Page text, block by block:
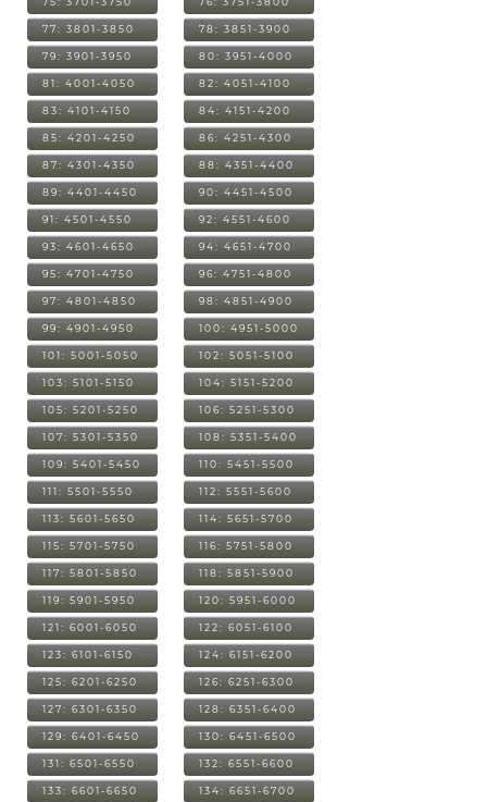
77: 3801-3850 78: 3851-3900
79: 3901-3950 80: 3951-4000
81: 4001-4050 82: 4051-4100
83: 4101-4150 84: 4151-4200
85: 4201-4250 86: 4251-4300
87: 4301-4350 88: 4351-4400
89: 4401-4450 90: 4451-4500
91: 4501-4550 92: 4551-4600
93: 4601-4650 94: 4651-4700
95: 4701-4750 96: 4751-4800
97: 4801-4850 98: 4851-4900
99: 4901-4950 100: 4951-5000
101: 5001-5050 102: 5051-5100
103: 5101-5150 104: 5151-5200
105: 5201-5250 106: 5251-5300
107: 5301-5350 108: 5351-5400
109: 5401-5450 110: 5451-5500
111: 5501-5550 112: 5551-5600
113: 5601-5650 114: 5651-5700
115: 5701-5750 116: 5751-5800
117: 5801-5850 118: 5851-5900
119: 5901-5950 120: 5951-6000
121: 6001-6050 122: 6051-6100
123: 6101-6150 124: 6151-6200
125: 6201-6250 126: 6251-6300
127: 6301-6350 128: 6351-6400
129: 6401-6450 130: 6451-6500
131: 6501-6550 132: 6551-6600
133: 6601-6650 134: 6651-6700